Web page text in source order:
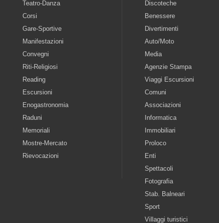
Teatro-Danza
Corsi
Gare-Sportive
Manifestazioni
Convegni
Riti-Religiosi
Reading
Escursioni
Enogastronomia
Raduni
Memoriali
Mostre-Mercato
Rievocazioni
Discoteche
Benessere
Divertimenti
Auto/Moto
Media
Agenzie Stampa
Viaggi Escursioni
Comuni
Associazioni
Informatica
Immobiliari
Proloco
Enti
Spettacoli
Fotografia
Stab. Balneari
Sport
Villaggi turistici